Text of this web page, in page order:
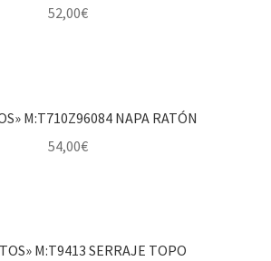
52,00€
M:T710Z96084 NAPA RATÓN
54,00€
M:T9413 SERRAJE TOPO